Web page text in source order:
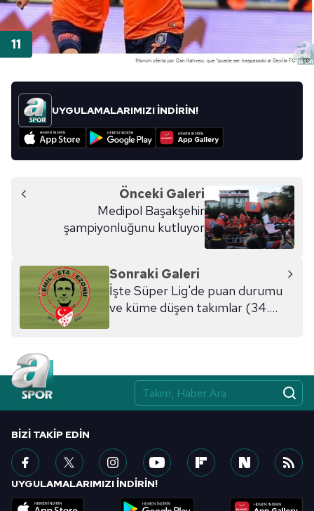
UYGULAMALARIMIZI İNDİRİN!
Önceki Galeri
Medipol Başakşehir
şampiyonluğunu kutluyor
Sonraki Galeri
İşte Süper Lig'de puan durumu
ve küme düşen takımlar (34.
BIZI TAKIP EDIN
UYGULAMALARIMIZI İNDİRİN!